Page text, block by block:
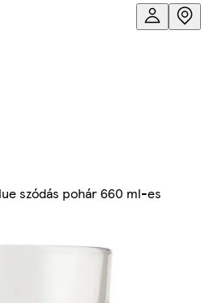
szódás pohár 660 ml-es